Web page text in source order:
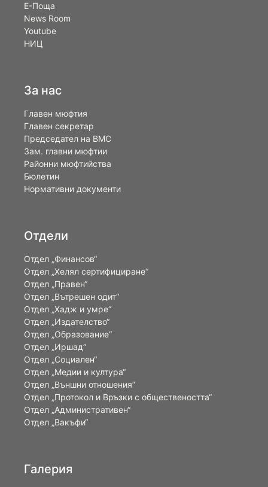
Е-Поща
News Room
Youtube
НИЦ
За нас
Главен мюфтия
Главен секретар
Председател на ВМС
Зам. главни мюфтии
Районни мюфтийства
Бюлетин
Нормативни документи
Отдели
Отдел „Финансов“
Отдел „Хелял сертифициране“
Отдел „Правен“
Отдел „Вътрешен одит“
Отдел „Хадж и умре“
Отдел „Издателство“
Отдел „Образование“
Отдел „Иршад“
Отдел „Социален“
Отдел „Медии и култура“
Отдел „Външни отношения”
Oтдел „Протокол и Връзки с обществеността“
Отдел „Административен“
Отдел „Вакъфи“
Галерия